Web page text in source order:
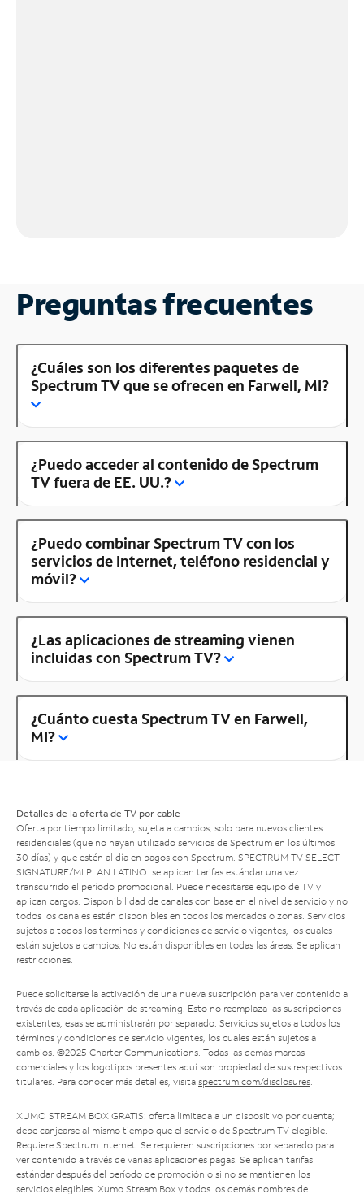
Preguntas frecuentes
¿Cuáles son los diferentes paquetes de
Spectrum TV que se ofrecen en Farwell, MI?
¿Puedo acceder al contenido de Spectrum
TV fuera de EE. UU.?
¿Puedo combinar Spectrum TV con los
servicios de Internet, teléfono residencial y
móvil?
¿Las aplicaciones de streaming vienen
incluidas con Spectrum TV?
¿Cuánto cuesta Spectrum TV en Farwell,
MI?
Detalles de la oferta de TV por cable
Oferta por tiempo limitado; sujeta a cambios; solo para nuevos clientes
residenciales (que no hayan utilizado servicios de Spectrum en los últimos
30 días) y que estén al día en pagos con Spectrum. SPECTRUM TV SELECT
SIGNATURE/MI PLAN LATINO: se aplican tarifas estándar una vez
transcurrido el período promocional. Puede necesitarse equipo de TV y
aplican cargos. Disponibilidad de canales con base en el nivel de servicio y no
todos los canales están disponibles en todos los mercados o zonas. Servicios
sujetos a todos los términos y condiciones de servicio vigentes, los cuales
están sujetos a cambios. No están disponibles en todas las áreas. Se aplican
restricciones.
Puede solicitarse la activación de una nueva suscripción para ver contenido a
través de cada aplicación de streaming. Esto no reemplaza las suscripciones
existentes; esas se administrarán por separado. Servicios sujetos a todos los
términos y condiciones de servicio vigentes, los cuales están sujetos a
cambios. ©2025 Charter Communications. Todas las demás marcas
comerciales y los logotipos presentes aquí son propiedad de sus respectivos
titulares. Para conocer más detalles, visita spectrum.com/disclosures.
XUMO STREAM BOX GRATIS: oferta limitada a un dispositivo por cuenta;
debe canjearse al mismo tiempo que el servicio de Spectrum TV elegible.
Requiere Spectrum Internet. Se requieren suscripciones por separado para
ver contenido a través de varias aplicaciones pagas. Se aplican tarifas
estándar después del período de promoción o si no se mantienen los
servicios elegibles. Xumo Stream Box y todos los demás nombres de